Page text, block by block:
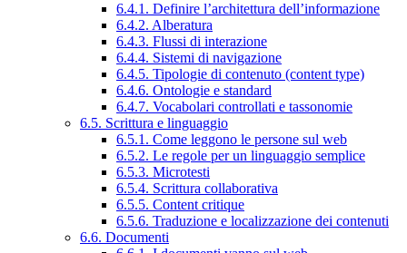
6.4.1. Definire l’architettura dell’informazione
6.4.2. Alberatura
6.4.3. Flussi di interazione
6.4.4. Sistemi di navigazione
6.4.5. Tipologie di contenuto (content type)
6.4.6. Ontologie e standard
6.4.7. Vocabolari controllati e tassonomie
6.5. Scrittura e linguaggio
6.5.1. Come leggono le persone sul web
6.5.2. Le regole per un linguaggio semplice
6.5.3. Microtesti
6.5.4. Scrittura collaborativa
6.5.5. Content critique
6.5.6. Traduzione e localizzazione dei contenuti
6.6. Documenti